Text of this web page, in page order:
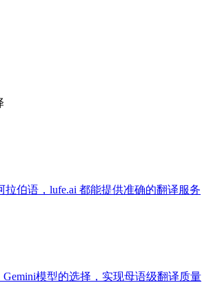
伯语，lufe.ai 都能提供准确的翻译服务
模型的选择，实现母语级翻译质量